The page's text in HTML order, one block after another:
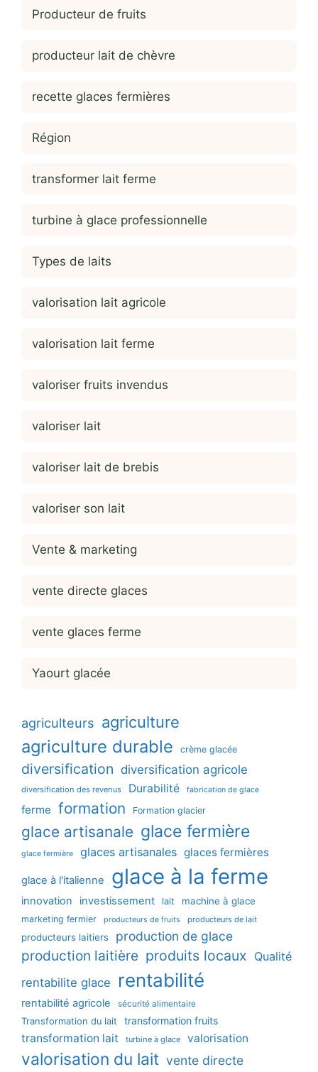
Producteur de fruits
producteur lait de chèvre
recette glaces fermières
Région
transformer lait ferme
turbine à glace professionnelle
Types de laits
valorisation lait agricole
valorisation lait ferme
valoriser fruits invendus
valoriser lait
valoriser lait de brebis
valoriser son lait
Vente & marketing
vente directe glaces
vente glaces ferme
Yaourt glacée
agriculteurs agriculture
agriculture durable crème glacée
diversification diversification agricole
diversification des revenus Durabilité fabrication de glace
ferme formation Formation glacier
glace artisanale glace fermière
glace fermière glaces artisanales glaces fermières
glace à l'italienne glace à la ferme
innovation investissement lait machine à glace
marketing fermier producteurs de fruits producteurs de lait
producteurs laitiers production de glace
production laitière produits locaux Qualité
rentabilite glace
rentabilité
rentabilité agricole sécurité alimentaire
Transformation du lait transformation fruits
transformation lait turbine à glace valorisation
valorisation du lait vente directe